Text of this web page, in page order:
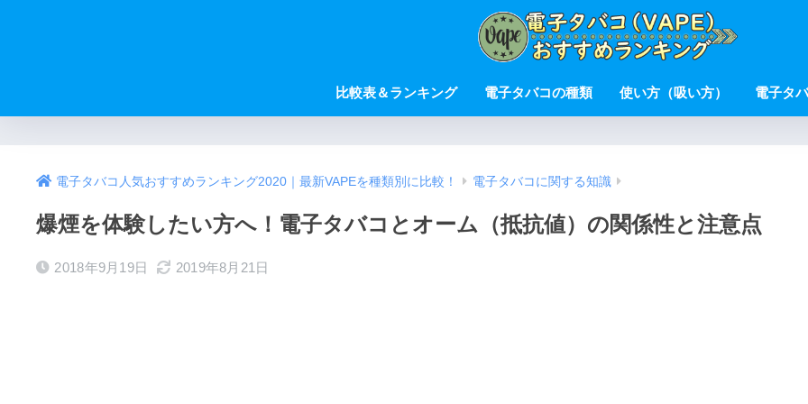
比較表＆ランキング 電子タバコの種類 使い方（吸い方） 電子タ
電子タバコ人気おすすめランキング2020｜最新VAPEを種類別に比較！ 電子タバコに関する知識
爆煙を体験したい方へ！電子タバコとオーム（抵抗値）の関係性と注意点
2018年9月19日 2019年8月21日